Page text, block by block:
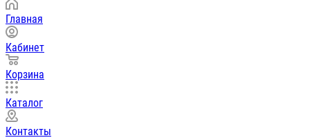
Главная
Кабинет
Корзина
Каталог
Контакты